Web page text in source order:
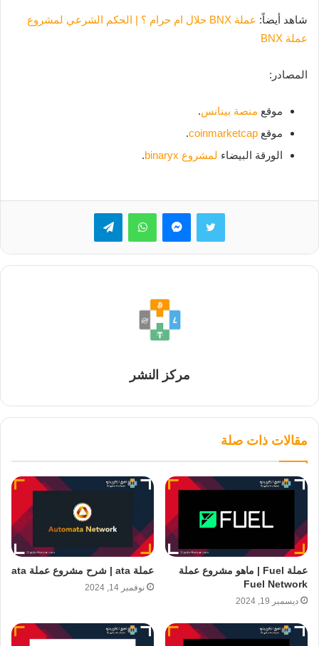
شاهد أيضاً:
عملة BNX حلال ام حرام ؟ | الحكم الشرعي لمشروع
عملة BNX
المصادر:
موقع منصة بينانس.
موقع coinmarketcap
.
الورقة البيضاء لمشروع binaryx .
تويتر ماسنجرواتساب تيلقرام
مركز النشر
مقالات ذات صلة
عملة Fuel | ماهو مشروع عملة
Fuel Network
ديسمبر 19, 2024
عملة ata | شرح مشروع عملة ata
نوفمبر 14, 2024